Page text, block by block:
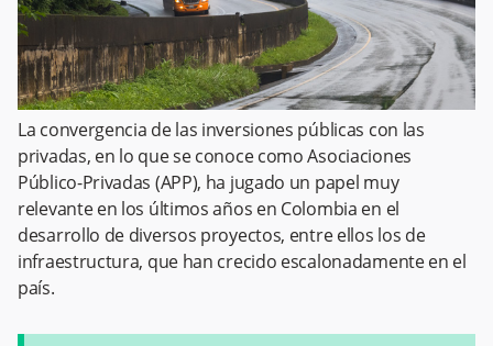
La convergencia de las inversiones públicas con las
privadas, en lo que se conoce como Asociaciones
Público-Privadas (APP), ha jugado un papel muy
relevante en los últimos años en Colombia en el
desarrollo de diversos proyectos, entre ellos los de
infraestructura, que han crecido escalonadamente en el
país.